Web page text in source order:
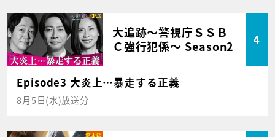
大追跡～警視庁ＳＳＢ
Ｃ強行犯係～ Season2
4
Episode3 大炎上…暴走する正義
8月5日(水)放送分